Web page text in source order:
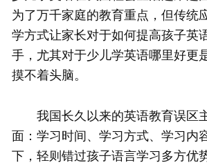
为了万千家庭的教育重点，但传统
学方式让家长对于如何提高孩子英
手，尤其对于少儿学英语哪里好更
摸不着头脑。
我国长久以来的英语教育误区
面：学习时间、学习方式、学习内
下，轻则错过孩子语言学习多方优